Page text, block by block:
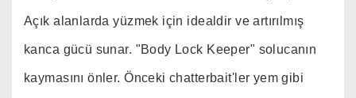
Açık alanlarda yüzmek için idealdir ve artırılmış
kanca gücü sunar. "Body Lock Keeper" solucanın
kaymasını önler. Önceki chatterbait'ler yem gibi